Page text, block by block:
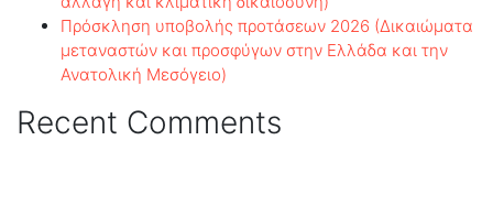
Πρόσκληση υποβολής προτάσεων 2026 (Δικαιώματα
μεταναστών και προσφύγων στην Ελλάδα και την
Ανατολική Μεσόγειο)
Recent Comments